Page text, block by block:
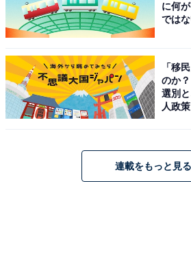
に何
では
「移
のか
選別
人政策
連載をもっと見る